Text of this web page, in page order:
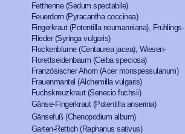
Fetthenne (Sedum spectabile)
Feuerdorn (Pyracantha coccinea)
Fingerkraut (Potentilla neumanniana), Frühlings-
Flieder (Syringa vulgaris)
Flockenblume (Centaurea jacea), Wiesen-
Florettseidenbaum (Ceiba speciosa)
Französischer Ahorn (Acer monspessulanum)
Frauenmantel (Alchemilla vulgaris)
Fuchskreuzkraut (Senecio fuchsii)
Gänse-Fingerkraut (Potentilla anserina)
Gänsefuß (Chenopodium album)
Garten-Rettich (Raphanus sativus)